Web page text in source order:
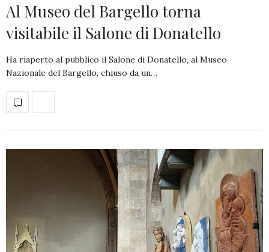
Al Museo del Bargello torna
visitabile il Salone di Donatello
Ha riaperto al pubblico il Salone di Donatello, al Museo
Nazionale del Bargello, chiuso da un…